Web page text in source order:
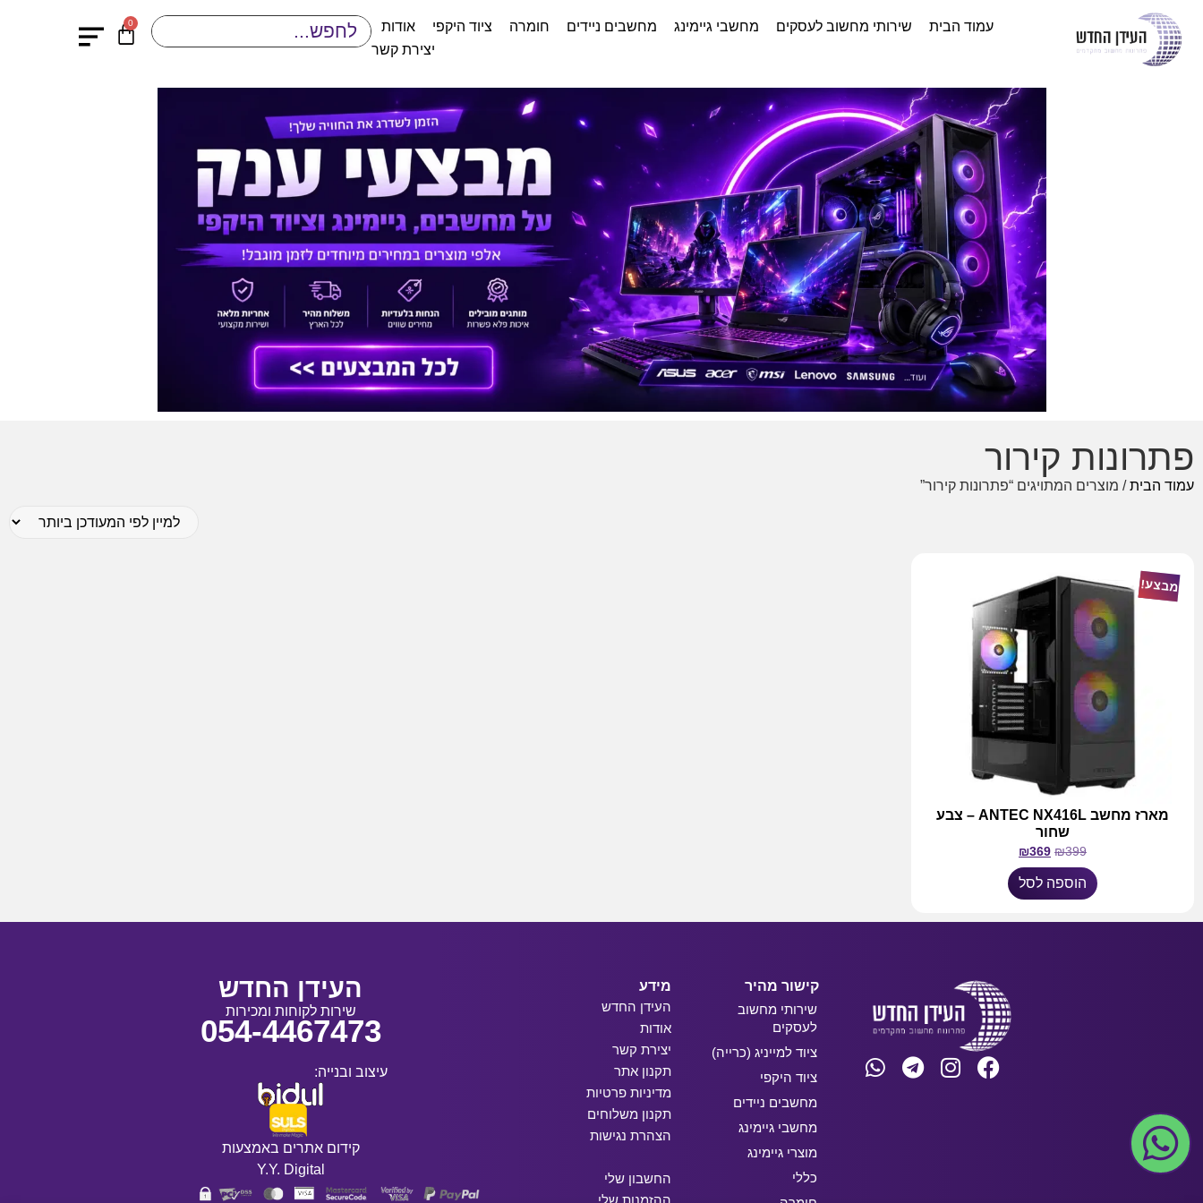
עמוד הבית שירותי מחשוב לעסקים מחשבי גיימינג מחשבים ניידים חומרה ציוד היקפי
אודות
יצירת קשר
0
פתרונות קירור
עמוד הבית/ מוצרים המתויגים “פתרונות קירור”
מבצע!
מארז מחשב ANTEC NX416L – צבע
שחור
₪399
₪369
הוספה לסל
קישור מהיר
שירותי מחשוב
לעסקים
ציוד למייניג (כרייה)
ציוד היקפי
מחשבים ניידים
מחשבי גיימינג
מוצרי גיימינג
כללי
מידע
העידן החדש
אודות
יצירת קשר
תקנון אתר
מדיניות פרטיות
תקנון משלוחים
הצהרת נגישות
החשבון שלי
העידן החדש
שירות לקוחות ומכירות
054-4467473
עיצוב ובנייה:
קידום אתרים באמצעות
Y.Y. Digital